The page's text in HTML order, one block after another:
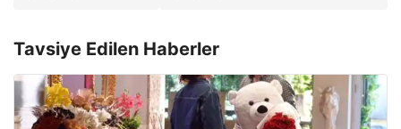
Tavsiye Edilen Haberler